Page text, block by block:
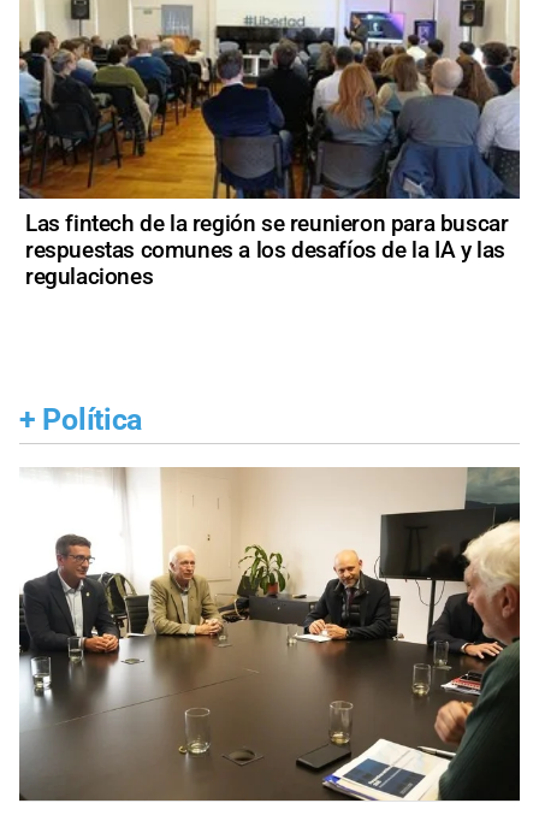
Las fintech de la región se reunieron para buscar
respuestas comunes a los desafíos de la IA y las
regulaciones
+ Política